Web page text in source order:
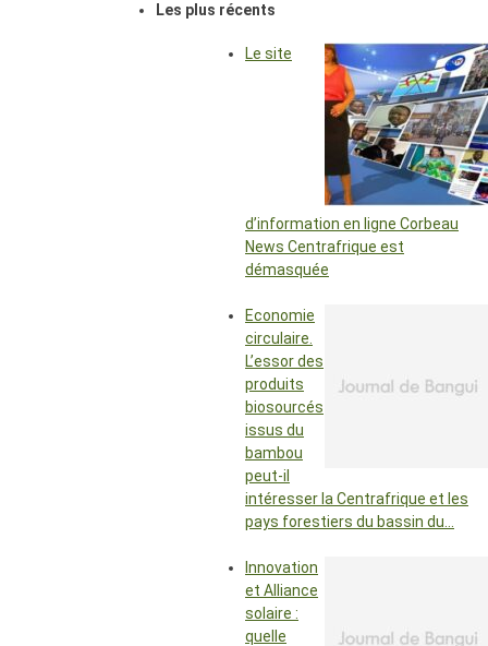
Les plus récents
Le site
d’information en ligne Corbeau
News Centrafrique est
démasquée
Economie
circulaire.
L’essor des
produits
biosourcés
issus du
bambou
peut-il
intéresser la Centrafrique et les
pays forestiers du bassin du…
Innovation
et Alliance
solaire :
quelle